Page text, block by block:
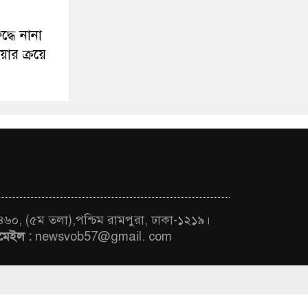
নানা
ক্রয়ে
(৫ম তলা),পশ্চিম রামপুরা, ঢাকা-১২১৯।
: newsvob57@gmail. com